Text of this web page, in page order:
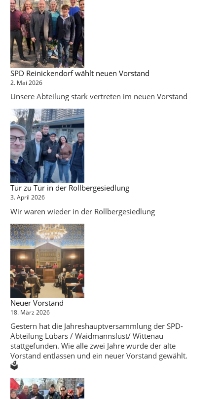
SPD Reinickendorf wählt neuen Vorstand
2. Mai 2026
Unsere Abteilung stark vertreten im neuen Vorstand
Tür zu Tür in der Rollbergesiedlung
3. April 2026
Wir waren wieder in der Rollbergesiedlung
Neuer Vorstand
18. März 2026
Gestern hat die Jahreshauptversammlung der SPD-
Abteilung Lübars / Waidmannslust/ Wittenau
stattgefunden. Wie alle zwei Jahre wurde der alte
Vorstand entlassen und ein neuer Vorstand gewählt.
🗳️